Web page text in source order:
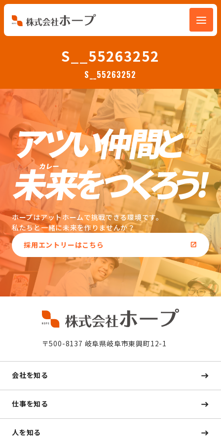
人を知る
環境を知る
お知らせ
ホープブログ
S__55263252
S__55263252
ホープはアットホームで挑戦できる環境です。
私たちと一緒に未来を作りませんか？
採用エントリーはこちら
〒500-8137 岐阜県岐阜市東興町12-1
会社を知る
仕事を知る
人を知る